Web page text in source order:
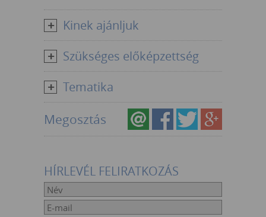
Kinek ajánljuk
Szükséges előképzettség
Tematika
Megosztás
HÍRLEVÉL FELIRATKOZÁS